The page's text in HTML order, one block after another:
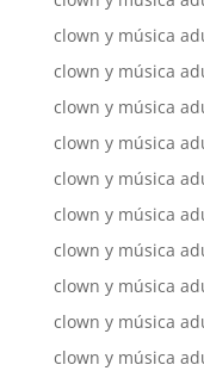
clown y música
clown y música
clown y música
clown y música
clown y música
clown y música
clown y música
clown y música
clown y música
clown y música